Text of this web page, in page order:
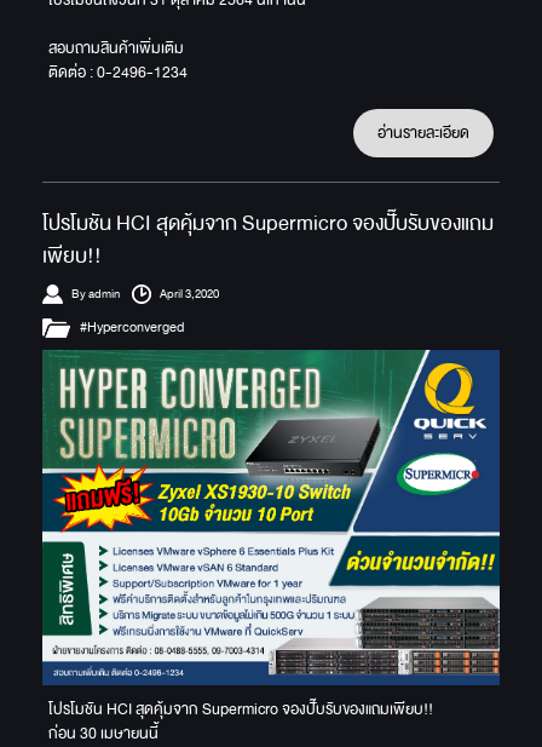
สอบถามสินค้าเพิ่มเติม
ติดต่อ : 0-2496-1234
อ่านรายละเอียด
โปรโมชัน HCI สุดคุ้มจาก Supermicro จองปั๊บรับของแถม
เพียบ!!
By admin April 3,2020
#Hyperconverged
โปรโมชัน HCI สุดคุ้มจาก Supermicro จองปั๊บรับของแถมเพียบ!!
ก่อน 30 เมษายนนี้